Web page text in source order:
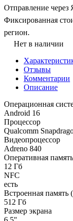
Отправление
Фиксированная
регион.
Нет в наличии
Отзывы
Комментарии
Описание
Операционная
Android 16
Процессор
Qualcomm
Видеопроцессор
Adreno 840
Оперативная память
12 Гб
NFC
есть
Встроенная память
512 Гб
Размер экрана